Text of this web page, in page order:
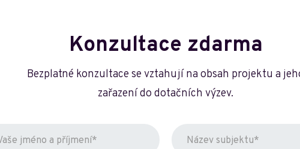
Konzultace zdarma
Bezplatné konzultace se vztahují na obsah projektu a
zařazení do dotačních výzev.